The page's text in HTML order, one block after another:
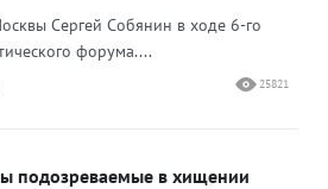
Сергей Собянин в ходе 6-го
форума....
25821
подозреваемые в хищении